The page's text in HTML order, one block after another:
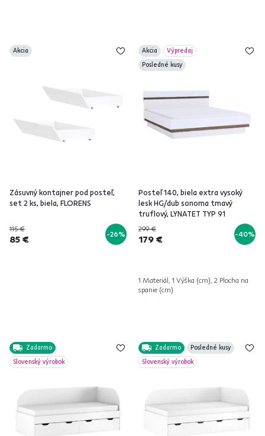
Akcia
Zásuvný kontajner pod posteľ,
set 2 ks, biela, FLORENS
115 €
85 € -26%
Akcia
Výpredaj
Posledné kusy
Posteľ 140, biela extra vysoký
lesk HG/dub sonoma tmavý
truflový, LYNATET TYP 91
299 €
179 € -40%
1 Materiál, 1 Výška (cm), 2 Plocha na
spanie (cm)
Zadarmo
Slovenský výrobok
Zadarmo
Posledné kusy
Slovenský výrobok